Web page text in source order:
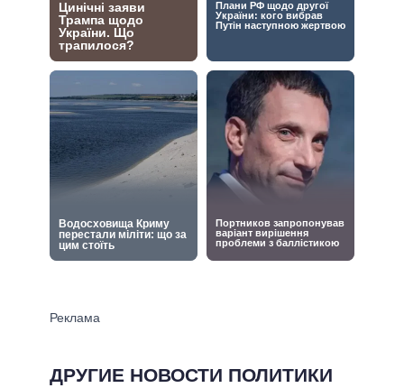
ДРУГИЕ НОВОСТИ ПОЛИТИКИ